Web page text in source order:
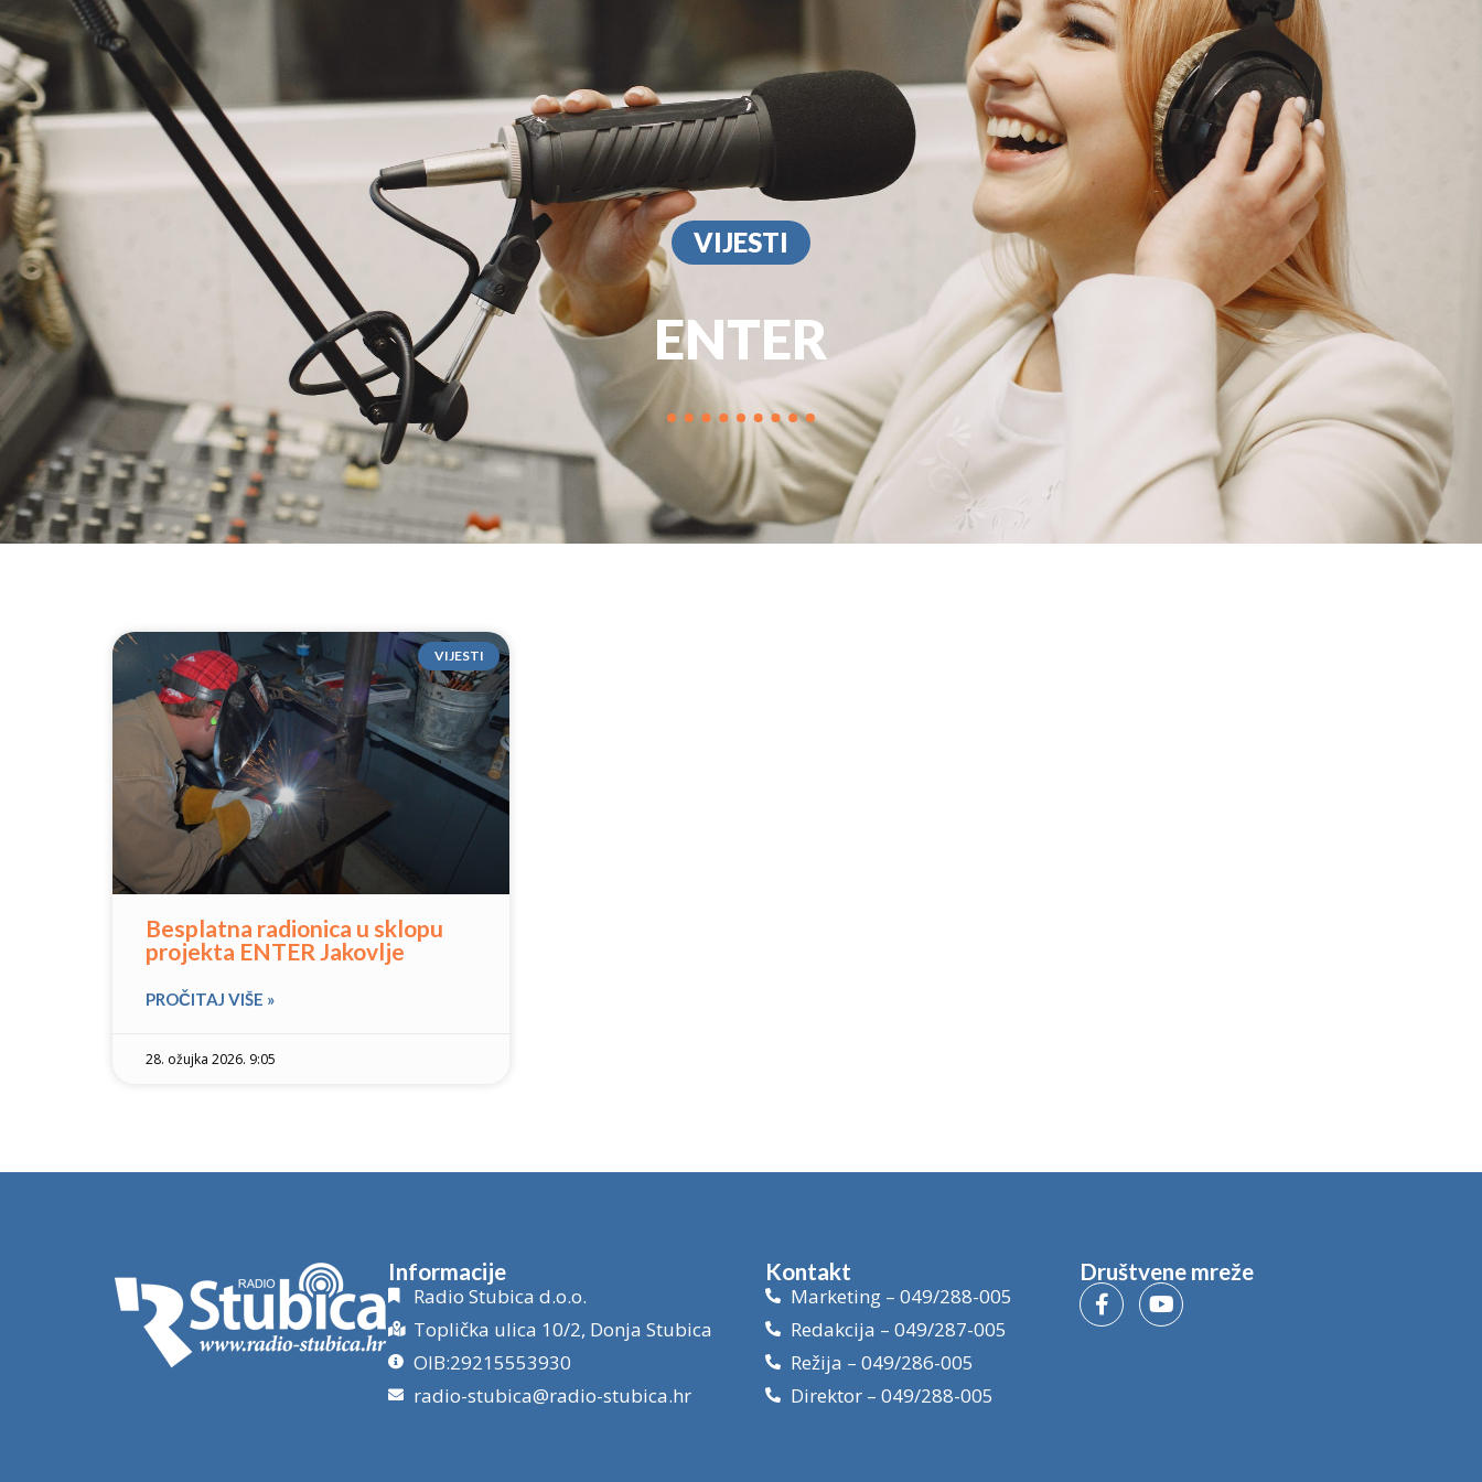
PROGRAM MARKETING KONTAKT DOKUMENTI
VIJESTI
ENTER
VIJESTI
Besplatna radionica u sklopu
projekta ENTER Jakovlje
PROČITAJ VIŠE »
28. ožujka 2026. 9:05
Informacije
Radio Stubica d.o.o.
Toplička ulica 10/2, Donja Stubica
OIB:29215553930
radio-stubica@radio-stubica.hr
Kontakt
Marketing – 049/288-005
Redakcija – 049/287-005
Režija – 049/286-005
Direktor – 049/288-005
Društvene mreže